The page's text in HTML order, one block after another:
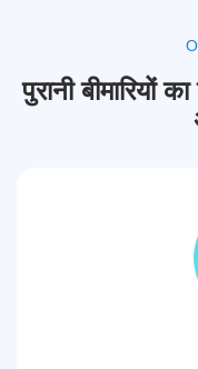
पुरानी बीमारियों